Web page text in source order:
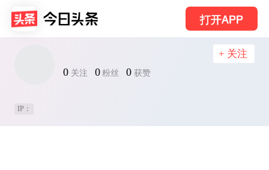
打开APP
0 关注 0 粉丝 0 获赞
+ 关注
IP：